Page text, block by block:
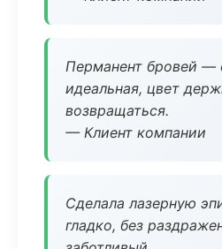
Перманент бровей —
идеальная, цвет
возвращаться.
— Клиент компании
Сделала лазерную
гладко, без